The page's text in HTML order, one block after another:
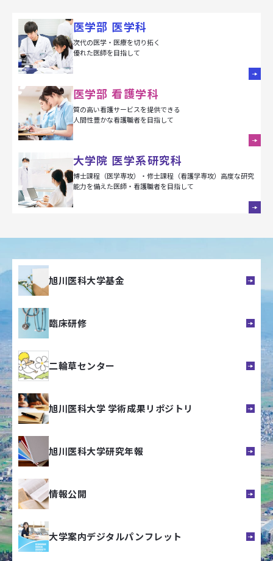
医学部 医学科
次代の医学・医療を切り拓く
優れた医師を目指して
医学部 看護学科
質の高い看護サービスを提供できる
人間性豊かな看護職者を目指して
大学院 医学系研究科
博士課程（医学専攻）・修士課程（看護学専攻）高度な研究
能力を備えた医師・看護職者を目指して
旭川医科大学基金
臨床研修
二輪草センター
旭川医科大学 学術成果リポジトリ
旭川医科大学研究年報
情報公開
大学案内デジタルパンフレット